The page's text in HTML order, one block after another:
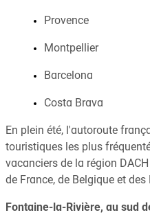
Provence
Montpellier
Barcelona
Costa Brava
En plein été, l'autoroute
touristiques les plus
vacanciers de la région
de France, de Belgique et des
Fontaine-la-Rivière, au sud